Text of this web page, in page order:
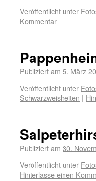
Veröffentlicht unter
Kommentar
Publiziert am 5. März
Veröffentlicht unter
Schwarzweisheiten |
Publiziert am 30.
Veröffentlicht unter
Hinterlasse einen